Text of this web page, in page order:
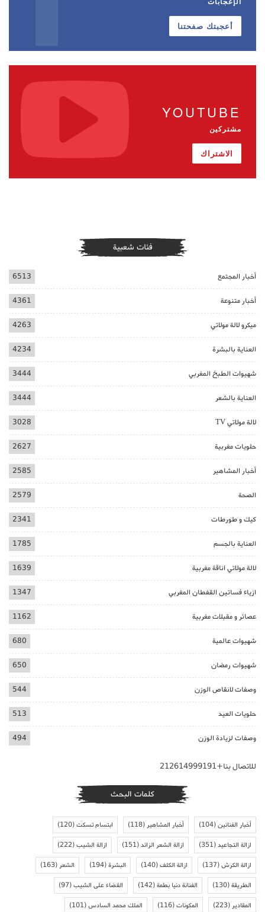
أعجبتك صفحتنا
YOUTUBE
مشتركين
الاشتراك
فئات شعبية
أخبار المجتمع 6513
أخبار متنوعة 4361
ميكرو لالة مولاتي 4263
العناية بالبشرة 4234
شهيوات الطبخ المغربي 3444
العناية بالشعر 3444
لالة مولاتي TV 3028
حلويات مغربية 2627
أخبار المشاهير 2585
الصحة 2579
كيك و طورطات 2341
العناية بالجسم 1785
لالة مولاتي اناقة مغربية 1639
ازياء فساتين القفطان المغربي 1347
عصائر و مقبلات مغربية 1162
شهيوات عالمية 680
شهيوات رمضان 650
وصفات لانقاص الوزن 544
حلويات العيد 513
وصفات لزيادة الوزن 494
للاتصال بنا+212614999191
كلمات البحث
أخبار الفنانين(104) أخبار المشاهير(118) ابتسام تسكت(120)
ازالة التجاعيد(351) ازالة الشعر الزائد(151) ازالة الشيب(222)
ازالة الكرش(137) ازالة الكلف(140) البشرة(194) الشعر(163)
الطريقة(130) الفنانة دنيا بطمة(142) القضاء على الشيب(97)
المقادير(223) المكونات(116) الملك محمد السادس(101)